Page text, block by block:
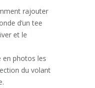
rajouter
d’un tee
et le
en photos les
du volant